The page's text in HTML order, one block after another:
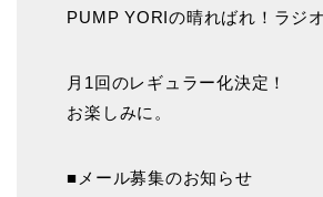
PUMP YORIの晴ればれ！ラジオ
月1回のレギュラー化決定！
お楽しみに。
■メール募集のお知らせ